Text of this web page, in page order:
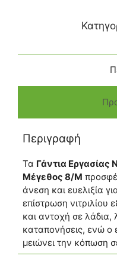
Περιγραφή
Τα Γάντια Εργασίας
Μέγεθος 8/M
άνεση και ευελιξία
επίστρωση νιτριλίου
και αντοχή σε λάδια,
καταπονήσεις, ενώ ο
μειώνει την κόπωση